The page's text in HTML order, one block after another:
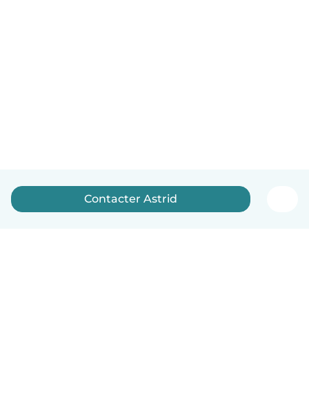
Contacter Astrid